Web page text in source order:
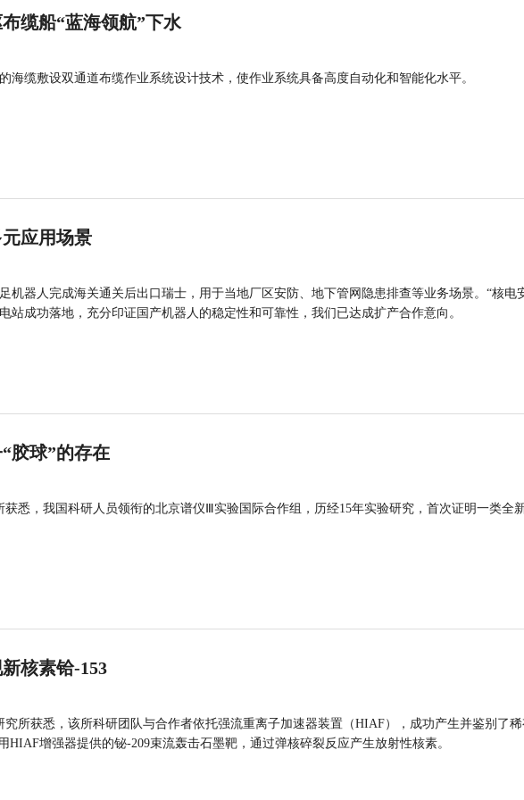
缆船“蓝海领航”下水
海缆敷设双通道布缆作业系统设计技术，使作业系统具备高度自动化和智能化水平。
应用场景
机器人完成海关通关后出口瑞士，用于当地厂区安防、地下管网隐患排查等业务场景。“核电
站成功落地，充分印证国产机器人的稳定性和可靠性，我们已达成扩产合作意向。
胶球”的存在
悉，我国科研人员领衔的北京谱仪Ⅲ实验国际合作组，历经15年实验研究，首次证明一类全
核素铪-153
所获悉，该所科研团队与合作者依托强流重离子加速器装置（HIAF），成功产生并鉴别了
HIAF增强器提供的铋-209束流轰击石墨靶，通过弹核碎裂反应产生放射性核素。